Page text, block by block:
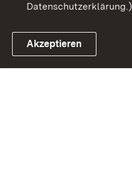
Datenschutzerklärung.)
Akzeptieren